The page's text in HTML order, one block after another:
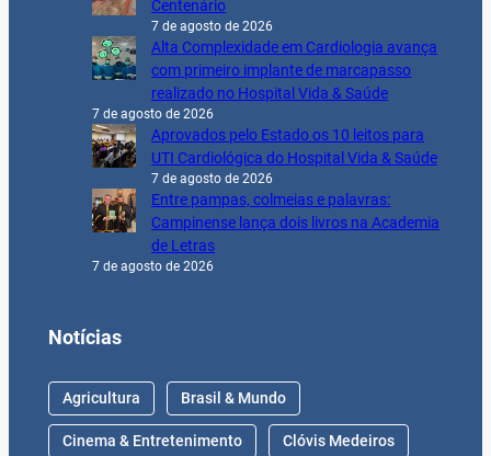
Centenário
7 de agosto de 2026
Alta Complexidade em Cardiologia avança
com primeiro implante de marcapasso
realizado no Hospital Vida & Saúde
7 de agosto de 2026
Aprovados pelo Estado os 10 leitos para
UTI Cardiológica do Hospital Vida & Saúde
7 de agosto de 2026
Entre pampas, colmeias e palavras:
Campinense lança dois livros na Academia
de Letras
7 de agosto de 2026
Notícias
Agricultura Brasil & Mundo
Cinema & Entretenimento Clóvis Medeiros